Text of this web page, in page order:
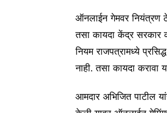
ऑनलाईन गेमवर नियंत्रण
तसा कायदा केंद्र सरकार
नियम राजपत्रामध्ये
नाही. तसा कायदा
आमदार अभिजित पाटील